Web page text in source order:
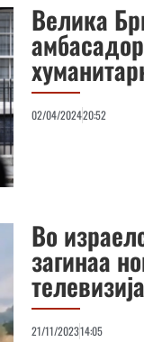
Велика
02/04/202420:52
Во
загинаа
телевизија
21/11/202314:05